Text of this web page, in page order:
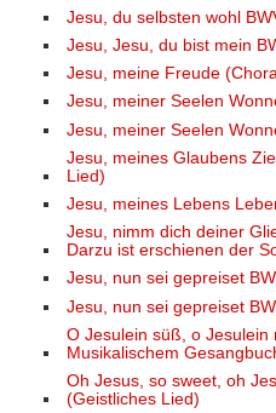
Jesu, du selbsten wohl
Jesu, Jesu, du bist mein
Jesu, meine Freude
Jesu, meiner Seelen
Jesu, meiner Seelen
Jesu, meines Glaubens
Lied)
Jesu, meines Lebens
Jesu, nimm dich deiner
Darzu ist erschienen der
Jesu, nun sei gepreiset
Jesu, nun sei gepreiset
O Jesulein süß, o Jesulein
Musikalischem
Oh Jesus, so sweet, oh
(Geistliches Lied)